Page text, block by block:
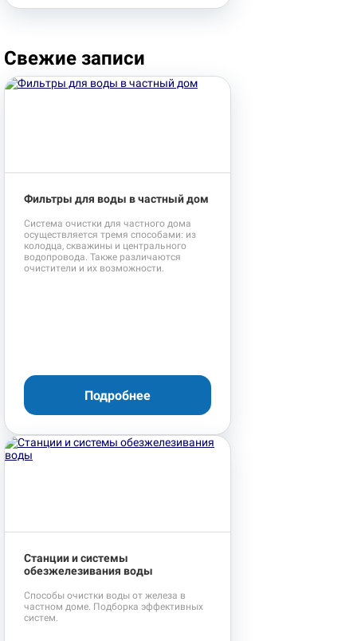
Свежие записи
Фильтры для воды в частный дом
Система очистки для частного дома
осуществляется тремя способами: из
колодца, скважины и центрального
водопровода. Также различаются
очистители и их возможности.
Подробнее
Станции и системы
обезжелезивания воды
Способы очистки воды от железа в
частном доме. Подборка эффективных
систем.